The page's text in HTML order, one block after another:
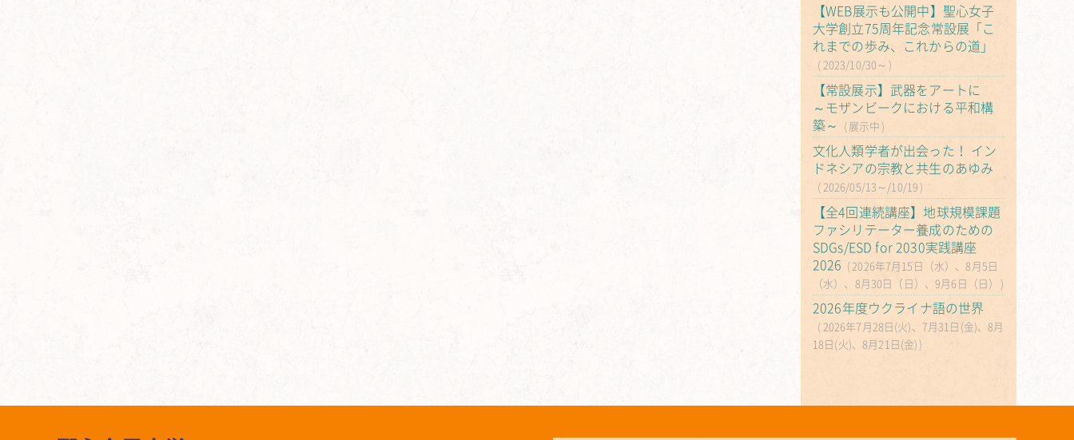
【WEB展示も公開中】聖心女子
大学創立75周年記念常設展「こ
れまでの歩み、これからの道」
2023/10/30～
【常設展示】武器をアートに
～モザンビークにおける平和構
築～
展示中
文化人類学者が出会った！ イン
ドネシアの宗教と共生のあゆみ
2026/05/13～/10/19
【全4回連続講座】地球規模課題
ファシリテーター養成のための
SDGs/ESD for 2030実践講座
2026
2026年7月15日（水）、8月5日
（水）、8月30日（日）、9月6日（日）
2026年度ウクライナ語の世界
2026年7月28日(火)、7月31日(金)、8月
18日(火)、8月21日(金)